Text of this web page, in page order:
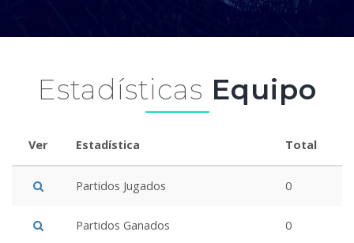
Estadísticas Equipo
Ver Estadística Total
Partidos Jugados 0
Partidos Ganados 0